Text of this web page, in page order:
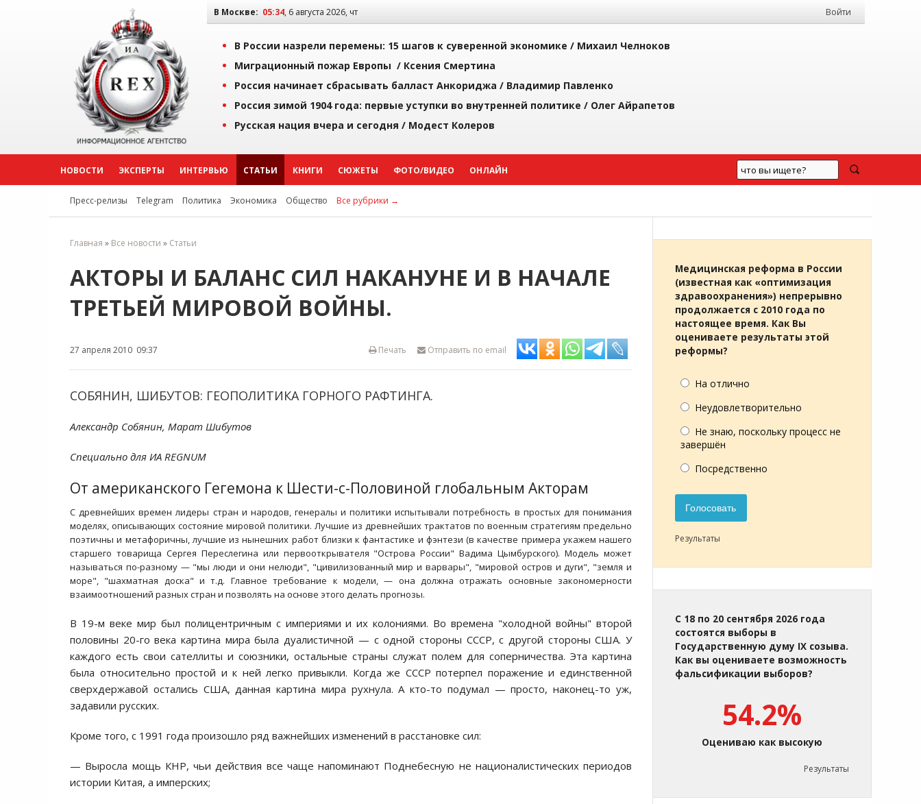
В Москве: 05:34, 6 августа 2026, чт Войти
В России назрели перемены: 15 шагов к суверенной экономике / Михаил Челноков
Миграционный пожар Европы / Ксения Смертина
Россия начинает сбрасывать балласт Анкориджа / Владимир Павленко
Россия зимой 1904 года: первые уступки во внутренней политике / Олег Айрапетов
Русская нация вчера и сегодня / Модест Колеров
НОВОСТИ ЭКСПЕРТЫ ИНТЕРВЬЮ СТАТЬИ КНИГИ СЮЖЕТЫ ФОТО/ВИДЕО ОНЛАЙН
Пресс-релизы Telegram Политика Экономика Общество Все рубрики →
Главная » Все новости » Статьи
АКТОРЫ И БАЛАНС СИЛ НАКАНУНЕ И В НАЧАЛЕ
ТРЕТЬЕЙ МИРОВОЙ ВОЙНЫ.
27 апреля 2010 09:37 Отправить по email
Печать
СОБЯНИН, ШИБУТОВ: ГЕОПОЛИТИКА ГОРНОГО РАФТИНГА.
Александр Собянин, Марат Шибутов
Специально для ИА REGNUM
От американского Гегемона к Шести-с-Половиной глобальным Акторам
С древнейших времен лидеры стран и народов, генералы и политики испытывали потребность в простых для понимания
моделях, описывающих состояние мировой политики. Лучшие из древнейших трактатов по военным стратегиям предельно
поэтичны и метафоричны, лучшие из нынешних работ близки к фантастике и фэнтези (в качестве примера укажем нашего
старшего товарища Сергея Переслегина или первооткрывателя "Острова России" Вадима Цымбурского). Модель может
называться по-разному — "мы люди и они нелюди", "цивилизованный мир и варвары", "мировой остров и дуги", "земля и
море", "шахматная доска" и т.д. Главное требование к модели, — она должна отражать основные закономерности
взаимоотношений разных стран и позволять на основе этого делать прогнозы.
В 19-м веке мир был полицентричным с империями и их колониями. Во времена "холодной войны" второй
половины 20-го века картина мира была дуалистичной — с одной стороны СССР, с другой стороны США. У
каждого есть свои сателлиты и союзники, остальные страны служат полем для соперничества. Эта картина
была относительно простой и к ней легко привыкли. Когда же СССР потерпел поражение и единственной
сверхдержавой остались США, данная картина мира рухнула. А кто-то подумал — просто, наконец-то уж,
задавили русских.
Кроме того, с 1991 года произошло ряд важнейших изменений в расстановке сил:
— Выросла мощь КНР, чьи действия все чаще напоминают Поднебесную не националистических периодов
истории Китая, а имперских;
Медицинская реформа в России
(известная как «оптимизация
здравоохранения») непрерывно
продолжается с 2010 года по
настоящее время. Как Вы
оцениваете результаты этой
реформы?
На отлично
Неудовлетворительно
Не знаю, поскольку процесс не
завершён
Посредственно
Голосовать
Результаты
С 18 по 20 сентября 2026 года
состоятся выборы в
Государственную думу IX созыва.
Как вы оцениваете возможность
фальсификации выборов?
54.2%
Оцениваю как высокую
Результаты